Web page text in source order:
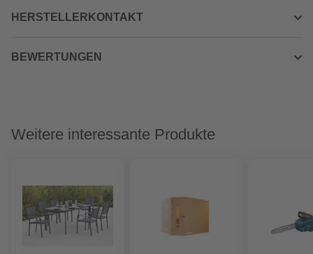
HERSTELLERKONTAKT
BEWERTUNGEN
Weitere interessante Produkte